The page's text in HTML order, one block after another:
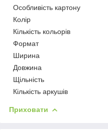
Особливість картону
Колір
Кількість кольорів
Формат
Ширина
Довжина
Щільність
Кількість аркушів
Приховати